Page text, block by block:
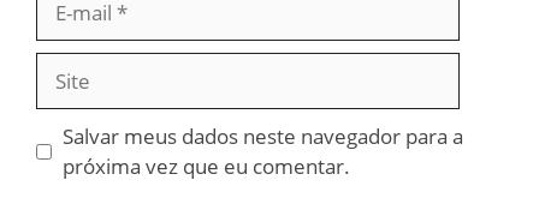
mail
Site
Salvar meus dados neste navegador para a
próxima vez que eu comentar.